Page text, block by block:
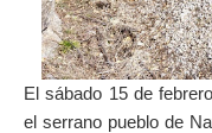
El sábado 15 de
el serrano pueblo de